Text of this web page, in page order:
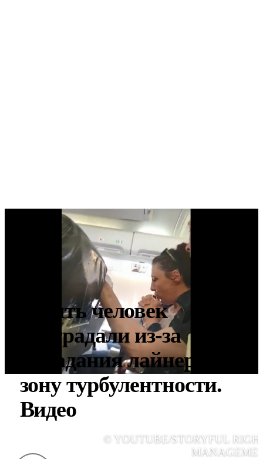
Десять человек
пострадали из-за
попадания лайнера в
зону турбулентности.
Видео
© YOUTUBE/STORYFUL